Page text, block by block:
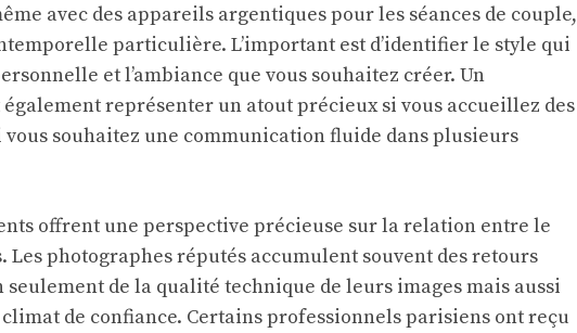
avec des appareils argentiques pour les séances de couple,
particulière. L’important est d’identifier le style qui
et l’ambiance que vous souhaitez créer. Un
représenter un atout précieux si vous accueillez des
souhaitez une communication fluide dans plusieurs
offrent une perspective précieuse sur la relation entre le
Les photographes réputés accumulent souvent des retours
de la qualité technique de leurs images mais aussi
de confiance. Certains professionnels parisiens ont reçu